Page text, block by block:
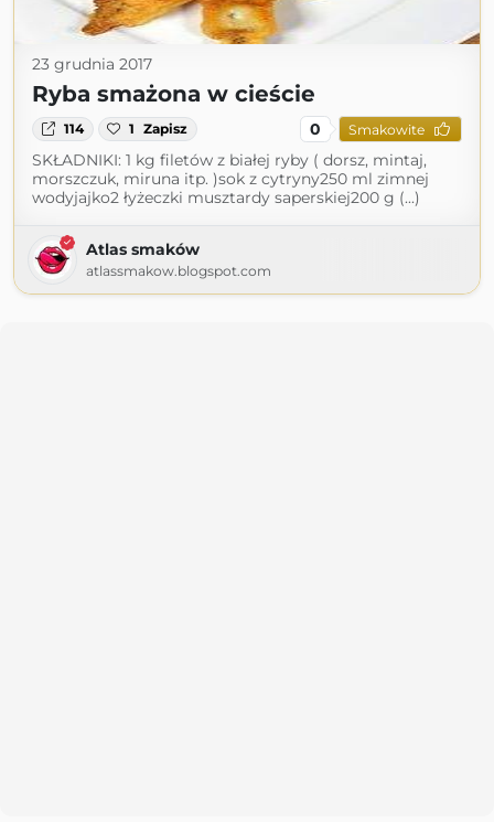
23 grudnia 2017
Ryba smażona w cieście
114 1 Zapisz 0 Smakowite
SKŁADNIKI: 1 kg filetów z białej ryby ( dorsz, mintaj,
morszczuk, miruna itp. )sok z cytryny250 ml zimnej
wodyjajko2 łyżeczki musztardy saperskiej200 g (...)
Atlas smaków
atlassmakow.blogspot.com